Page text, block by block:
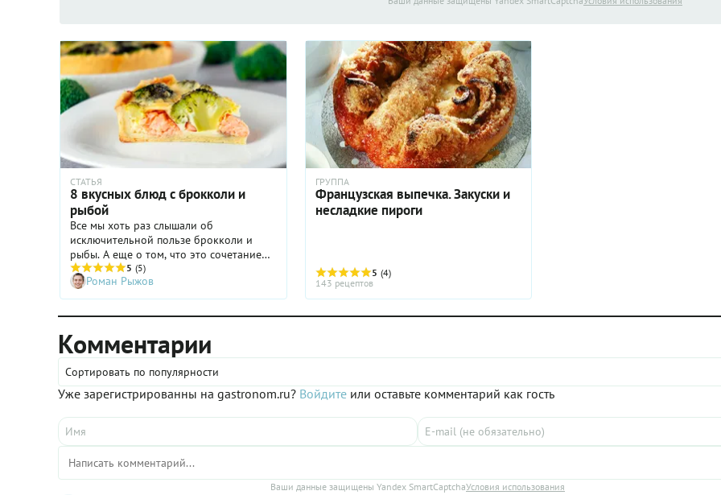
основным блюдом вместе с салатом или
на ланч. Когда же вам есть киш со
шпинатом и сыром — решайте сами:
пирог получается таким вкусным, что,
как нам кажется, для его дегустации
будет уместно любое время суток!
СТАТЬЯ
8 вкусных блюд с брокколи и
рыбой
Все мы хоть раз слышали об
исключительной пользе брокколи и
рыбы. А еще о том, что это сочетание
продуктов скучное и безвкусное и
нравится разве что фанатам здорового
образа жизни. На самом деле при
умелом подходе дуэт брокколи и рыбы
способную улучшить самочувствие и
настроение. Кроме того, блюда из этих
ингредиентов хороши как для
будничного, так и для праздничного
меню.
5 (5)
Роман Рыжов
ГРУППА
Французская выпечка. Закуски и
несладкие пироги
5 (4)
143 рецептов
Комментарии
Сортировать по популярности
Уже зарегистрированны на gastronom.ru? Войдите или оставьте комментарий как гость
Ваши данные защищены Yandex SmartCaptchaУсловия использования